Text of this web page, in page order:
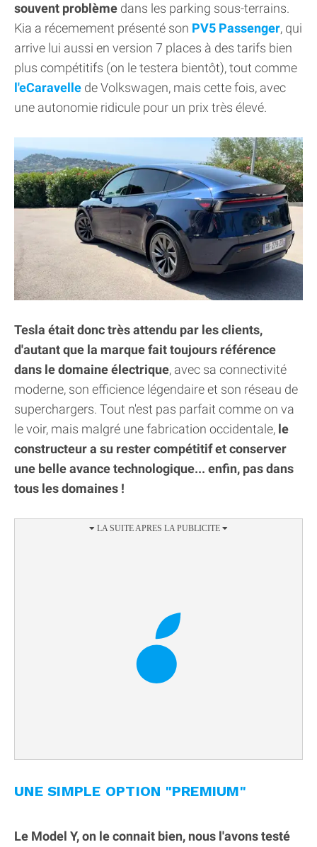
souvent problème dans les parking sous-terrains.
Kia a récemement présenté son PV5 Passenger, qui
arrive lui aussi en version 7 places à des tarifs bien
plus compétitifs (on le testera bientôt), tout comme
l'eCaravelle de Volkswagen, mais cette fois, avec
une autonomie ridicule pour un prix très élevé.
Tesla était donc très attendu par les clients,
d'autant que la marque fait toujours référence
dans le domaine électrique, avec sa connectivité
moderne, son efficience légendaire et son réseau de
superchargers. Tout n'est pas parfait comme on va
le voir, mais malgré une fabrication occidentale, le
constructeur a su rester compétitif et conserver
une belle avance technologique... enfin, pas dans
tous les domaines !
UNE SIMPLE OPTION "PREMIUM"
Le Model Y, on le connait bien, nous l'avons testé